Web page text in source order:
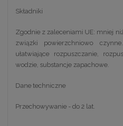
Składniki
Zgodnie z zaleceniami UE: mniej
związki powierzchniowo
ułatwiające rozpuszczanie,
wodzie, substancje zapachowe.
Dane techniczne
Przechowywanie - do 2 lat.